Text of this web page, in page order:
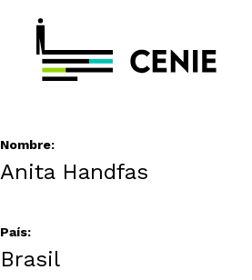
Nombre:
Anita Handfas
País:
Brasil